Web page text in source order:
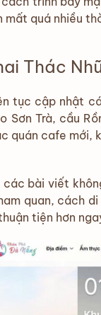
quá nhiều
Thác
tục cập nhật
Sơn Trà, cầu
quán cafe mới,
bài viết
quan, cách
tiện hơn